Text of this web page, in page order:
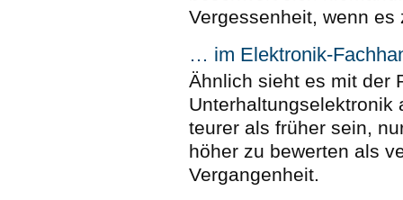
Vergessenheit, wenn
… im Elektronik-
Ähnlich sieht es mit der
Unterhaltungselektronik
teurer als früher sein,
höher zu bewerten als
Vergangenheit.